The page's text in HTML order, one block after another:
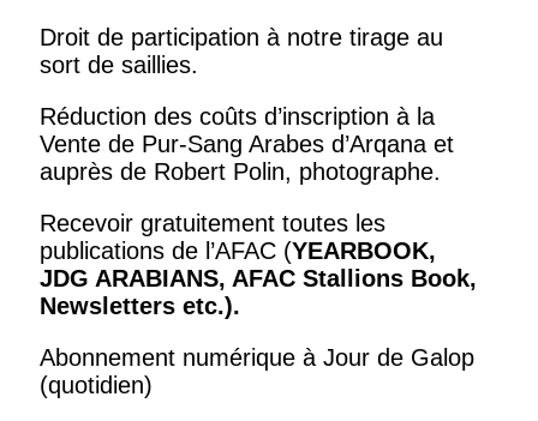
Droit de participation à notre tirage au
sort de saillies.
Réduction des coûts d’inscription à la
Vente de Pur-Sang Arabes d’Arqana et
auprès de Robert Polin, photographe.
Recevoir gratuitement toutes les
publications de l’AFAC (YEARBOOK,
JDG ARABIANS, AFAC Stallions Book,
Newsletters etc.).
Abonnement numérique à Jour de Galop
(quotidien)